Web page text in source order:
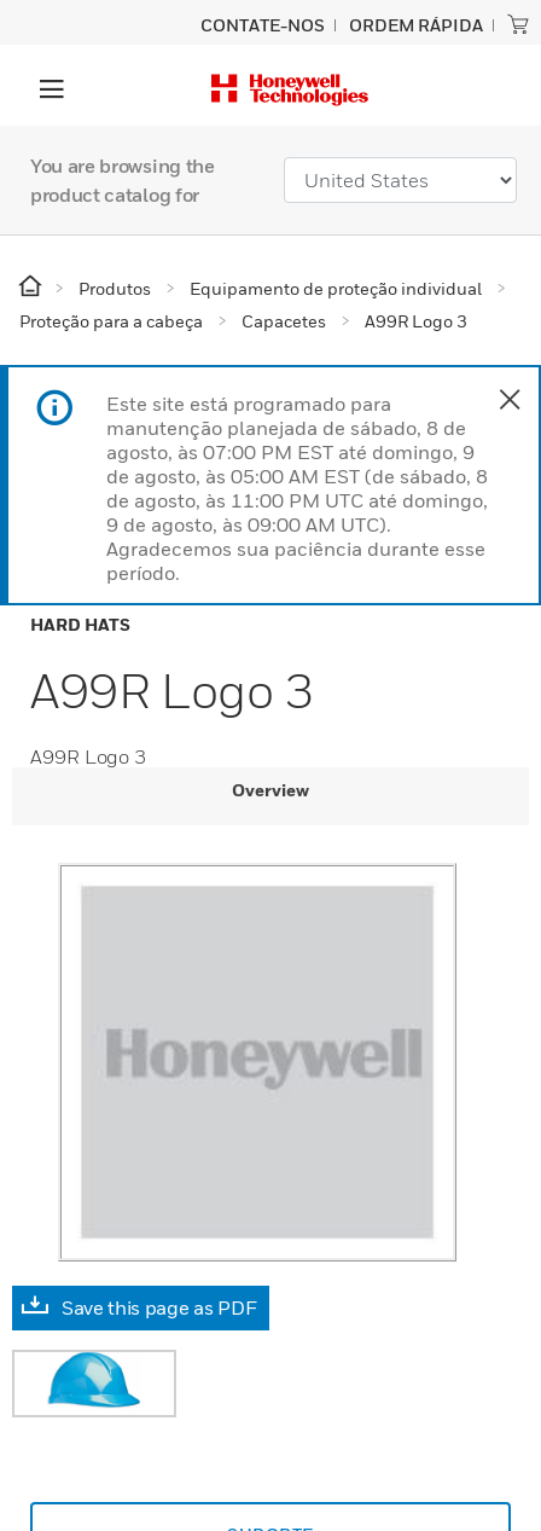
CONTATE-NOS ORDEM RÁPIDA
You are browsing the
product catalog for
Produtos
Equipamento de proteção individual
Proteção para a cabeça
Capacetes A99R Logo 3
Este site está programado para
manutenção planejada de sábado, 8 de
agosto, às 07:00 PM EST até domingo, 9
de agosto, às 05:00 AM EST (de sábado, 8
de agosto, às 11:00 PM UTC até domingo,
9 de agosto, às 09:00 AM UTC).
Agradecemos sua paciência durante esse
período.
HARD HATS
A99R Logo 3
A99R Logo 3
Overview
Save this page as PDF